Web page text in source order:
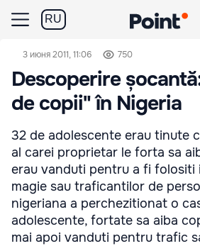
RU
3 июня 2011, 11:06 750
Descoperire
de copii" în Nigeria
32 de adolescente erau tinute
al carei proprietar le forta sa
erau vanduti pentru a fi folositi
magie sau traficantilor de
nigeriana a perchezitionat o
adolescente, fortate sa aiba
mai apoi vanduti pentru trafic